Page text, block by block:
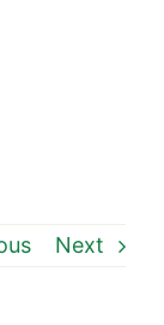
Next